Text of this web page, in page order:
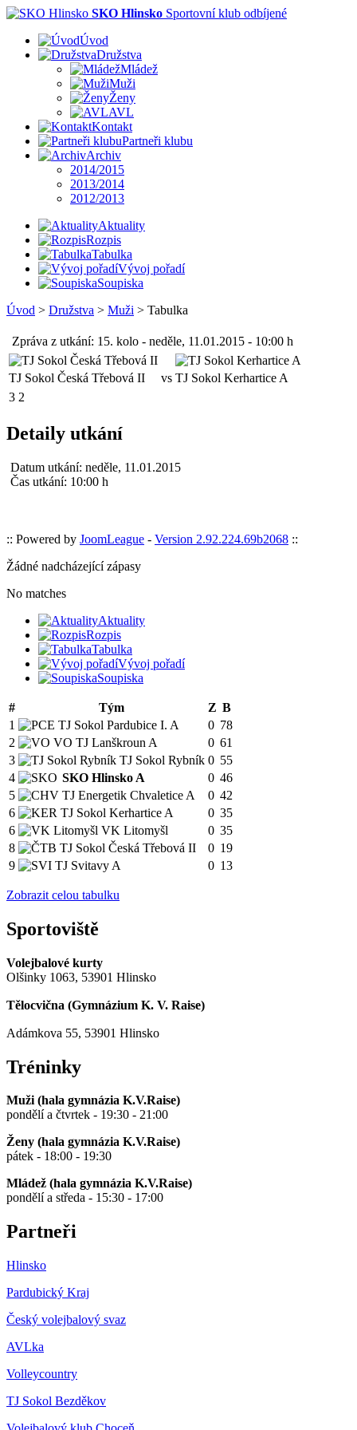
SKO Hlinsko Sportovní klub odbíjené
Úvod
Družstva
Mládež
Muži
Ženy
AVL
Kontakt
Partneři klubu
Archiv
2014/2015
2013/2014
2012/2013
Aktuality
Rozpis
Tabulka
Vývoj pořadí
Soupiska
Úvod > Družstva > Muži > Tabulka
Zpráva z utkání: 15. kolo - neděle, 11.01.2015 - 10:00 h
TJ Sokol Česká Třebová II vs TJ Sokol Kerhartice A
3 2
Detaily utkání
Datum utkání: neděle, 11.01.2015
Čas utkání: 10:00 h
:: Powered by JoomLeague - Version 2.92.224.69b2068 ::
Žádné nadcházející zápasy
No matches
Aktuality
Rozpis
Tabulka
Vývoj pořadí
Soupiska
# Tým Z B
1
TJ Sokol Pardubice I. A 0 78
2
VO TJ Lanškroun A 0 61
3
TJ Sokol Rybník 0 55
4
SKO Hlinsko A 0 46
5
TJ Energetik Chvaletice A 0 42
6
TJ Sokol Kerhartice A 0 35
6
VK Litomyšl 0 35
8
TJ Sokol Česká Třebová II 0 19
9
TJ Svitavy A 0 13
Zobrazit celou tabulku
Sportoviště
Volejbalové kurty
Olšinky 1063, 53901 Hlinsko
Tělocvična (Gymnázium K. V. Raise)
Adámkova 55, 53901 Hlinsko
Tréninky
Muži (hala gymnázia K.V.Raise)
pondělí a čtvrtek - 19:30 - 21:00
Ženy (hala gymnázia K.V.Raise)
pátek - 18:00 - 19:30
Mládež (hala gymnázia K.V.Raise)
pondělí a středa - 15:30 - 17:00
Partneři
Hlinsko
Pardubický Kraj
Český volejbalový svaz
AVLka
Volleycountry
TJ Sokol Bezděkov